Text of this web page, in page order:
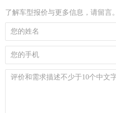
了解车型报价与更多信息，请留言。